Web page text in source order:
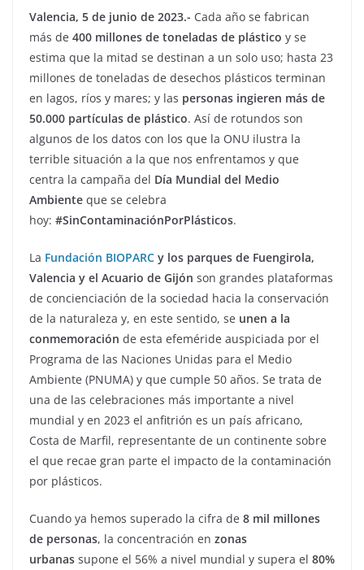
Valencia, 5 de junio de 2023.- Cada año se fabrican
más de 400 millones de toneladas de plástico y se
estima que la mitad se destinan a un solo uso; hasta 23
millones de toneladas de desechos plásticos terminan
en lagos, ríos y mares; y las personas ingieren más de
50.000 partículas de plástico. Así de rotundos son
algunos de los datos con los que la ONU ilustra la
terrible situación a la que nos enfrentamos y que
centra la campaña del Día Mundial del Medio
Ambiente que se celebra
hoy: #SinContaminaciónPorPlásticos.
La Fundación BIOPARC y los parques de Fuengirola,
Valencia y el Acuario de Gijón son grandes plataformas
de concienciación de la sociedad hacia la conservación
de la naturaleza y, en este sentido, se unen a la
conmemoración de esta efeméride auspiciada por el
Programa de las Naciones Unidas para el Medio
Ambiente (PNUMA) y que cumple 50 años. Se trata de
una de las celebraciones más importante a nivel
mundial y en 2023 el anfitrión es un país africano,
Costa de Marfil, representante de un continente sobre
el que recae gran parte el impacto de la contaminación
por plásticos.
Cuando ya hemos superado la cifra de 8 mil millones
de personas, la concentración en zonas
urbanas supone el 56% a nivel mundial y supera el 80%